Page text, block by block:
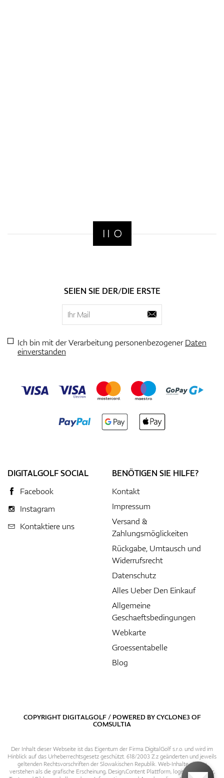
SEIEN SIE DER/DIE ERSTE
Ich bin mit der Verarbeitung personenbezogenerDaten
einverstanden
DIGITALGOLF SOCIAL
Facebook
Instagram
Kontaktiere uns
BENÖTIGEN SIE HILFE?
Kontakt
Impressum
Versand &
Zahlungsmöglickeiten
Rückgabe, Umtausch und
Widerrufsrecht
Datenschutz
Alles Ueber Den Einkauf
Allgemeine
Geschaeftsbedingungen
Webkarte
Groessentabelle
Blog
COPYRIGHT DIGITALGOLF / POWERED BYCYCLONE3OF
COMSULTIA
Der Inhalt dieser Webseite ist das Eigentum der Firma DigitalGolf s.r.o. und wird im
Hinblick auf das Urheberrechtsgesetz geschützt. 618/2003 Z.z geänderten und jeweils
geltenden Rechtsvorschriften der Slowakischen Republik. Web-Inhalte sind zu
verstehen als die grafische Erscheinung, Design,Content Plattform, logische Struktur,